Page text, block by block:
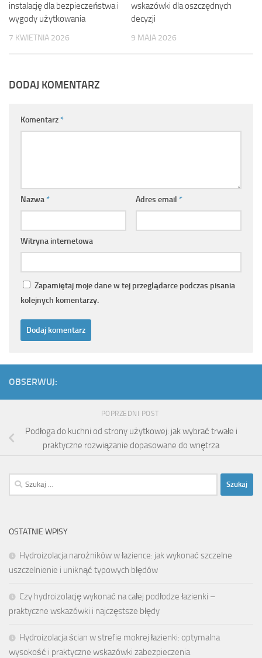
instalację dla bezpieczeństwa i
wygody użytkowania
7 KWIETNIA 2026
wskazówki dla oszczędnych
decyzji
9 MAJA 2026
DODAJ KOMENTARZ
Komentarz*
Nazwa* Adres email *
Witryna internetowa
Zapamiętaj moje dane w tej przeglądarce podczas pisania
kolejnych komentarzy.
OBSERWUJ:
POPRZEDNI POST
Podłoga do kuchni od strony użytkowej: jak wybrać trwałe i
praktyczne rozwiązanie dopasowane do wnętrza
Szukaj:
OSTATNIE WPISY
Hydroizolacja narożników w łazience: jak wykonać szczelne
uszczelnienie i uniknąć typowych błędów
Czy hydroizolację wykonać na całej podłodze łazienki –
praktyczne wskazówki i najczęstsze błędy
Hydroizolacja ścian w strefie mokrej łazienki: optymalna
wysokość i praktyczne wskazówki zabezpieczenia